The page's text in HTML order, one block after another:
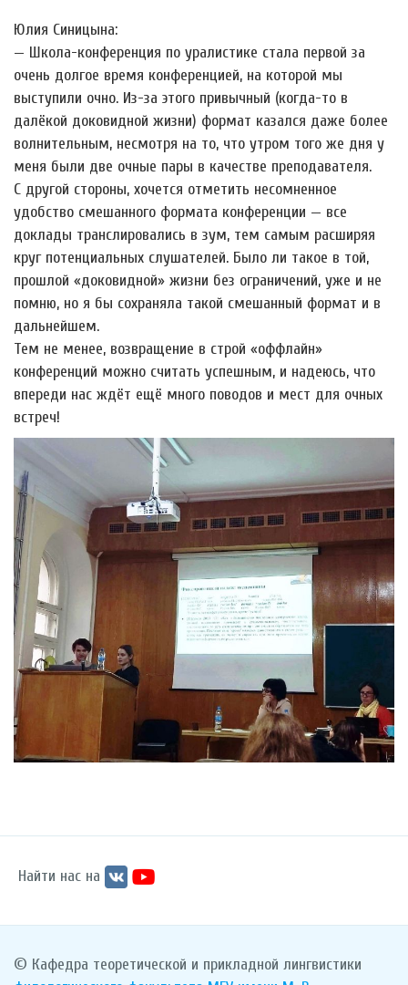
Юлия Синицына:
— Школа-конференция по уралистике стала первой за
очень долгое время конференцией, на которой мы
выступили очно. Из-за этого привычный (когда-то в
далёкой доковидной жизни) формат казался даже более
волнительным, несмотря на то, что утром того же дня у
меня были две очные пары в качестве преподавателя.
С другой стороны, хочется отметить несомненное
удобство смешанного формата конференции — все
доклады транслировались в зум, тем самым расширяя
круг потенциальных слушателей. Было ли такое в той,
прошлой «доковидной» жизни без ограничений, уже и не
помню, но я бы сохраняла такой смешанный формат и в
дальнейшем.
Тем не менее, возвращение в строй «оффлайн»
конференций можно считать успешным, и надеюсь, что
впереди нас ждёт ещё много поводов и мест для очных
встреч!
Найти нас на
© Кафедра теоретической и прикладной лингвистики